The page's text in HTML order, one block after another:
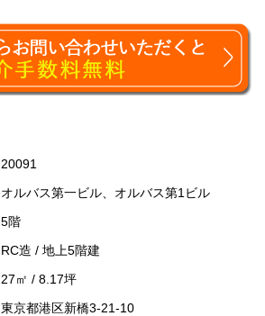
20091
オルバス第一ビル、オルバス第1ビル
5階
RC造 / 地上5階建
27㎡ / 8.17坪
東京都港区新橋3-21-10